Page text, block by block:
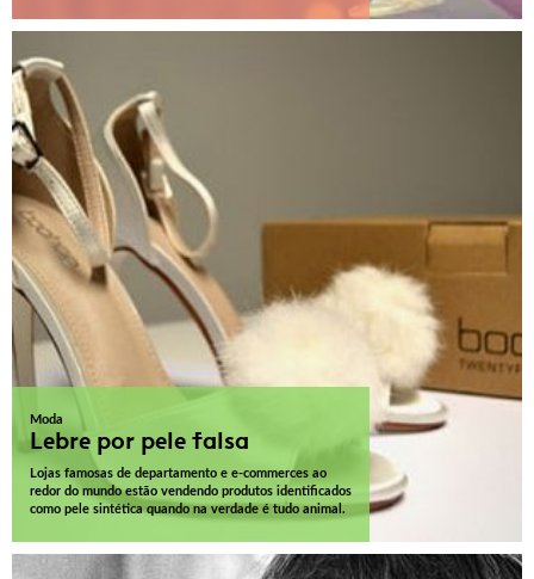
Moda
Lebre por pele falsa
Lojas famosas de departamento e e-commerces ao
redor do mundo estão vendendo produtos identificados
como pele sintética quando na verdade é tudo animal.